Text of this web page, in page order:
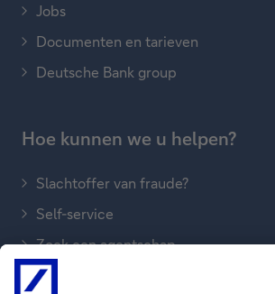
Jobs
Documenten en tarieven
Deutsche Bank group
Hoe kunnen we u helpen?
Slachtoffer van fraude?
Self-service
Zoek een agentschap
Stuur een boodschap